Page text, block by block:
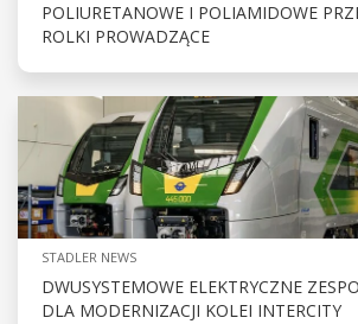
POLIURETANOWE I POLIAMIDOWE
ROLKI PROWADZĄCE
STADLER NEWS
DWUSYSTEMOWE ELEKTRYCZNE
DLA MODERNIZACJI KOLEI INTERCITY